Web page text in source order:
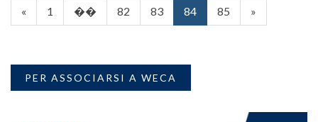
« 1 �� 82 83 84 85 »
PER ASSOCIARSI A WECA